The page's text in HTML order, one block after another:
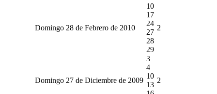
Domingo 28 de Febrero de 2010
10
17
24
27
28
29
2
Domingo 27 de Diciembre de 2009
3
4
10
13
2